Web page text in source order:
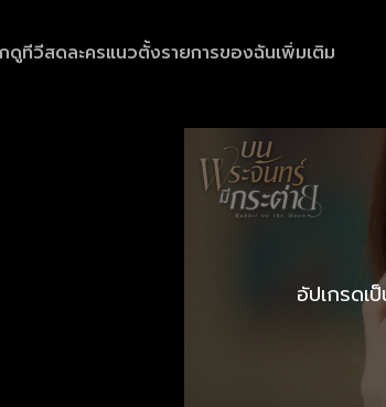
ดูทีวีสดละครแนวตั้งรายการของฉันเพิ่มเติม
อัปเกรดเ